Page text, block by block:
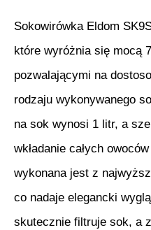
Sokowirówka Eldom
które wyróżnia się mocą
pozwalającymi na
rodzaju wykonywanego
na sok wynosi 1 litr, a
wkładanie całych
wykonana jest z
co nadaje elegancki
skutecznie filtruje sok, a